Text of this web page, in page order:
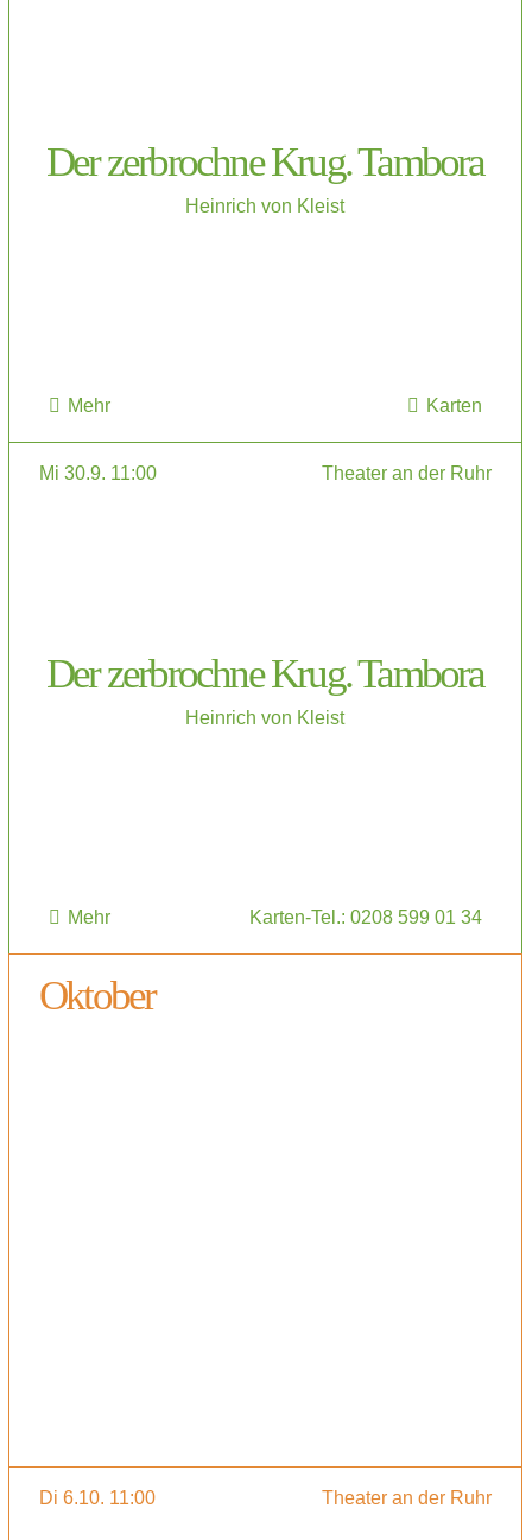
Der zerbrochne Krug. Tambora
Heinrich von Kleist
Mehr Karten
Mi 30.9. 11:00 Theater an der Ruhr
Der zerbrochne Krug. Tambora
Heinrich von Kleist
Mehr Karten-Tel.: 0208 599 01 34
Oktober
Di 6.10. 11:00 Theater an der Ruhr